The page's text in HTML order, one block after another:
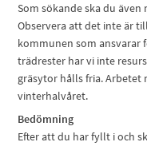
Som sökande ska du
Observera att det inte är
kommunen som ansvarar
trädrester har vi inte
gräsytor hålls fria.
vinterhalvåret.
Bedömning
Efter att du har fyllt i och